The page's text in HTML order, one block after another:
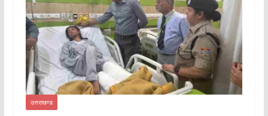
उत्तराखण्ड